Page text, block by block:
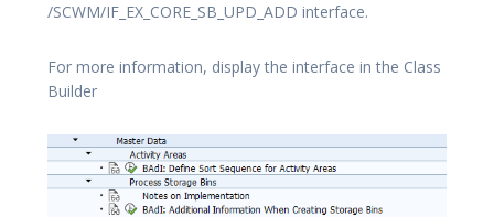
/SCWM/IF_EX_CORE_SB_UPD_ADD interface.
For more information, display the interface in the Class
Builder